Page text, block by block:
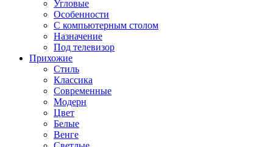
Угловые
Особенности
С компьютерным столом
Назначение
Под телевизор
Прихожие
Стиль
Классика
Современные
Модерн
Цвет
Белые
Венге